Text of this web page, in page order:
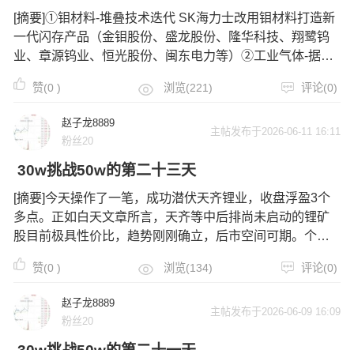
禁比例居前，解禁比例分别为3.98%、1.12%、0.78%。
[摘要]①钼材料-堆叠技术迭代 SK海力士改用钼材料打造新
一代闪存产品（金钼股份、盛龙股份、隆华科技、翔鹭钨
业、章源钨业、恒光股份、闽东电力等）②工业气体-据买
化塑研究院监测，中国纯度为99.999%六氟化钨目前1670-
1810元/kg，较去年同期涨幅超200%。（中船特气、和远
气体、
赞(0 ) 浏览(221) 评论(0)
赵子龙8889
粉丝20
主帖发布于2026-06-11 16:11
30w挑战50w的第二十三天
[摘要]今天操作了一笔，成功潜伏天齐锂业，收盘浮盈3个
多点。正如白天文章所言，天齐等中后排尚未启动的锂矿
股目前极具性价比，趋势刚刚确立，后市空间可期。个股
操作解析：闽东电力：今日随板块继续下探，目前浮亏
17%。在电力整体走弱的背景下，今日的弱修复符合预
期。任何修复都是从弱到强的阶段性过程
赞(0 ) 浏览(134) 评论(0)
赵子龙8889
粉丝20
主帖发布于2026-06-09 16:09